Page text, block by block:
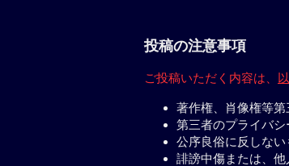
投稿の注意事項
ご投稿いただく内容は、
著作権、肖像権等
第三者のプライバ
公序良俗に反しない
誹謗中傷または、